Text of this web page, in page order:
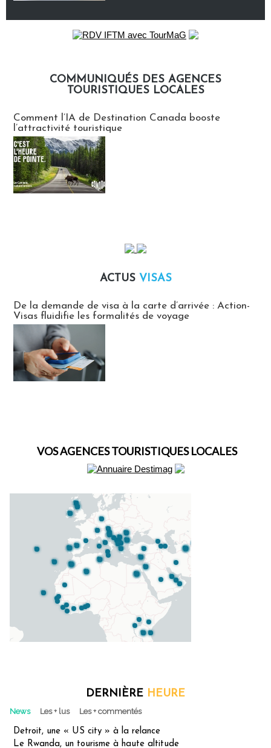
COMMUNIQUÉS DES AGENCES
TOURISTIQUES LOCALES
Comment l’IA de Destination Canada booste
l’attractivité touristique
ACTUS VISAS
De la demande de visa à la carte d’arrivée : Action-
Visas fluidifie les formalités de voyage
VOS AGENCES TOURISTIQUES LOCALES
DERNIÈRE HEURE
News Les + lus Les + commentés
Detroit, une « US city » à la relance
Le Rwanda, un tourisme à haute altitude